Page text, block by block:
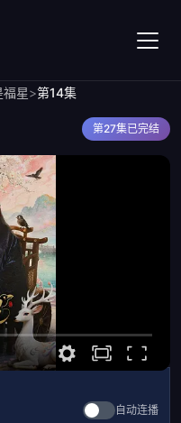
福星>第14集
第27集已完结
自动连播